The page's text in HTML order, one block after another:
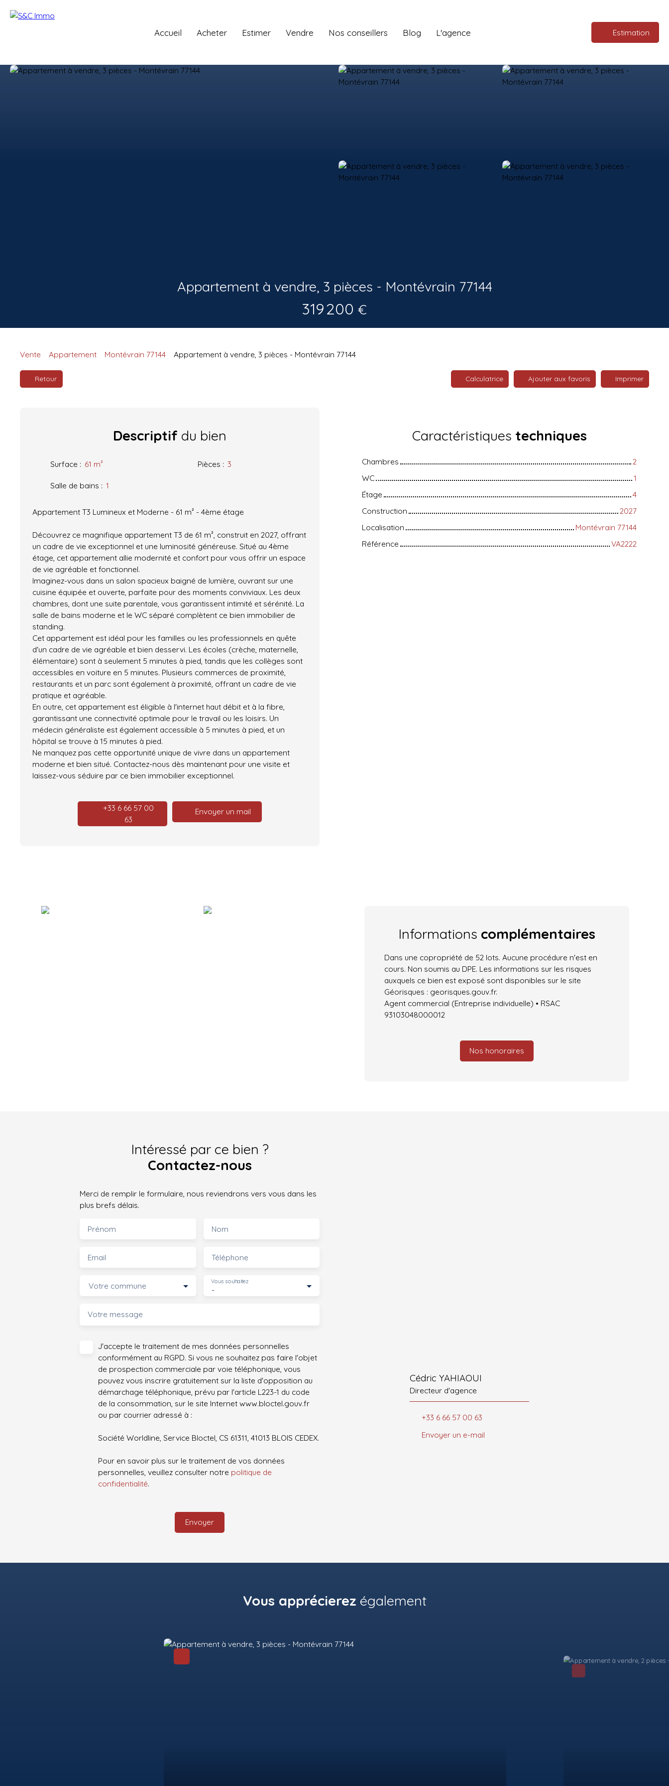
Accueil Acheter Estimer Vendre Nos conseillers Blog L'agence Estimation
Appartement à vendre, 3 pièces - Montévrain 77144
319 200 €
Vente Appartement Montévrain 77144 Appartement à vendre, 3 pièces - Montévrain 77144
Retour Calculatrice Ajouter aux favoris Imprimer
Descriptif du bien
Surface : 61 m² Pièces : 3
Salle de bains : 1
Appartement T3 Lumineux et Moderne - 61 m² - 4ème étage
Découvrez ce magnifique appartement T3 de 61 m², construit en 2027, offrant
un cadre de vie exceptionnel et une luminosité généreuse. Situé au 4ème
étage, cet appartement allie modernité et confort pour vous offrir un espace
de vie agréable et fonctionnel.
Imaginez-vous dans un salon spacieux baigné de lumière, ouvrant sur une
cuisine équipée et ouverte, parfaite pour des moments conviviaux. Les deux
chambres, dont une suite parentale, vous garantissent intimité et sérénité. La
salle de bains moderne et le WC séparé complètent ce bien immobilier de
standing.
Cet appartement est idéal pour les familles ou les professionnels en quête
d'un cadre de vie agréable et bien desservi. Les écoles (crèche, maternelle,
élémentaire) sont à seulement 5 minutes à pied, tandis que les collèges sont
accessibles en voiture en 5 minutes. Plusieurs commerces de proximité,
restaurants et un parc sont également à proximité, offrant un cadre de vie
pratique et agréable.
En outre, cet appartement est éligible à l'internet haut débit et à la fibre,
garantissant une connectivité optimale pour le travail ou les loisirs. Un
médecin généraliste est également accessible à 5 minutes à pied, et un
hôpital se trouve à 15 minutes à pied.
Ne manquez pas cette opportunité unique de vivre dans un appartement
moderne et bien situé. Contactez-nous dès maintenant pour une visite et
laissez-vous séduire par ce bien immobilier exceptionnel.
+33 6 66 57 00
63
Envoyer un mail
Caractéristiques techniques
Chambres
2
WC
1
Étage
4
Construction
2027
Localisation
Montévrain 77144
Référence
VA2222
Informations complémentaires
Dans une copropriété de 52 lots. Aucune procédure n'est en
cours. Non soumis au DPE. Les informations sur les risques
auxquels ce bien est exposé sont disponibles sur le site
Géorisques : georisques.gouv.fr.
Agent commercial (Entreprise individuelle) • RSAC
93103048000012
Nos honoraires
Intéressé par ce bien ?
Contactez-nous
Merci de remplir le formulaire, nous reviendrons vers vous dans les
plus brefs délais.
Prénom Nom
Email Téléphone
Votre commune -
Vous souhaitez
Votre message
J'accepte le traitement de mes données personnelles
conformément au RGPD. Si vous ne souhaitez pas faire l'objet
de prospection commerciale par voie téléphonique, vous
pouvez vous inscrire gratuitement sur la liste d'opposition au
démarchage téléphonique, prévu par l'article L223-1 du code
de la consommation, sur le site Internet www.bloctel.gouv.fr
ou par courrier adressé à :
Société Worldline, Service Bloctel, CS 61311, 41013 BLOIS CEDEX.
Pour en savoir plus sur le traitement de vos données
personnelles, veuillez consulter notre politique de
confidentialité.
Envoyer
Cédric YAHIAOUI
Directeur d'agence
+33 6 66 57 00 63
Envoyer un e-mail
Vous apprécierez également